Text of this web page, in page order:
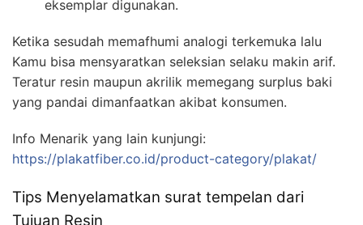
eksemplar digunakan.
Ketika sesudah memafhumi analogi terkemuka lalu
Kamu bisa mensyaratkan seleksian selaku makin arif.
Teratur resin maupun akrilik memegang surplus baki
yang pandai dimanfaatkan akibat konsumen.
Info Menarik yang lain kunjungi:
https://plakatfiber.co.id/product-category/plakat/
Tips Menyelamatkan surat tempelan dari
Tujuan Resin